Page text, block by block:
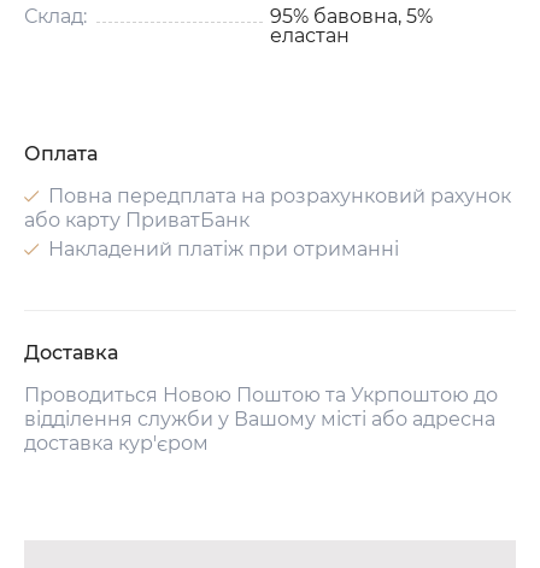
Склад:
95% бавовна, 5%
еластан
Оплата
Повна передплата на розрахунковий рахунок
або карту ПриватБанк
Накладений платіж при отриманні
Доставка
Проводиться Новою Поштою та Укрпоштою до
відділення служби у Вашому місті або адресна
доставка кур'єром